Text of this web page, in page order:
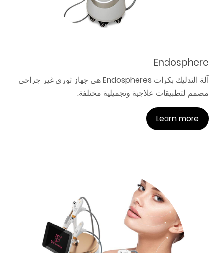
Endosphere
آلة التدليك بكرات Endospheres هي جهاز ثوري غير جراحي
مصمم لتطبيقات علاجية وتجميلية مختلفة.
Learn more